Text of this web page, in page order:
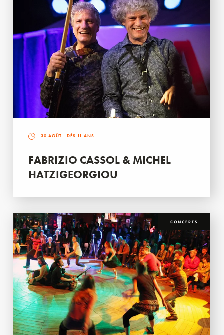
30 AOÛT - DÈS 11 ANS
FABRIZIO CASSOL & MICHEL
HATZIGEORGIOU
CONCERTS